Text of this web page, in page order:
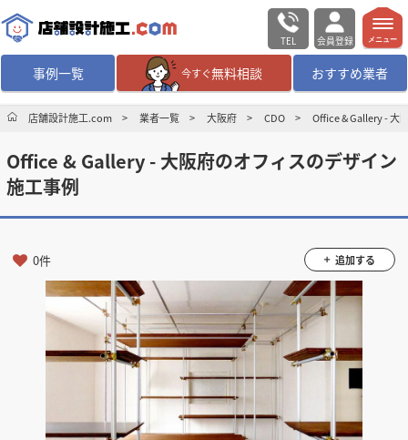
TEL 会員登録
事例一覧 今すぐ無料相談 おすすめ業者
無料相談 ログイン／会員登録
デザイン設計・施工業者を探す
店舗・商業施設の施工事例を探す
マッチング案件一覧
店舗設計施工.comとは
シミュレーター
掲載希望のデザイン設計・施工会社様へ
メニュー
店舗設計施工.com 業者一覧 大阪府 CDO Office & Gallery - 大
Office & Gallery - 大阪府のオフィスのデザイン
施工事例
0件 追加する